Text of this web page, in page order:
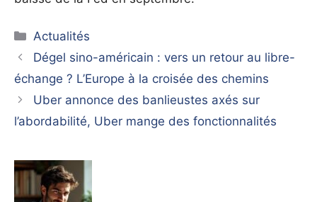
Catégories
Actualités
Dégel sino-américain : vers un retour au libre-
échange ? L’Europe à la croisée des chemins
Uber annonce des banlieustes axés sur
l’abordabilité, Uber mange des fonctionnalités